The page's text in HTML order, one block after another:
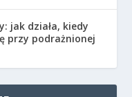
jak działa, kiedy
przy podrażnionej